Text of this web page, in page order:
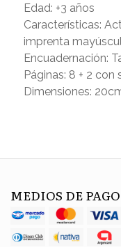
Edad: +3 años
Características:
imprenta
Encuadernación:
Páginas: 8 + 2 con
Dimensiones:
MEDIOS DE PAGO